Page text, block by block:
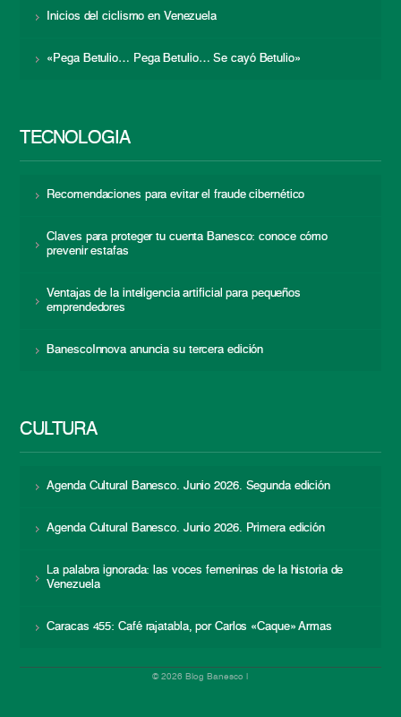
Inicios del ciclismo en Venezuela
«Pega Betulio… Pega Betulio… Se cayó Betulio»
TECNOLOGÍA
Recomendaciones para evitar el fraude cibernético
Claves para proteger tu cuenta Banesco: conoce cómo
prevenir estafas
Ventajas de la inteligencia artificial para pequeños
emprendedores
BanescoInnova anuncia su tercera edición
CULTURA
Agenda Cultural Banesco. Junio 2026. Segunda edición
Agenda Cultural Banesco. Junio 2026. Primera edición
La palabra ignorada: las voces femeninas de la historia de
Venezuela
Caracas 455: Café rajatabla, por Carlos «Caque» Armas
© 2026 Blog Banesco |